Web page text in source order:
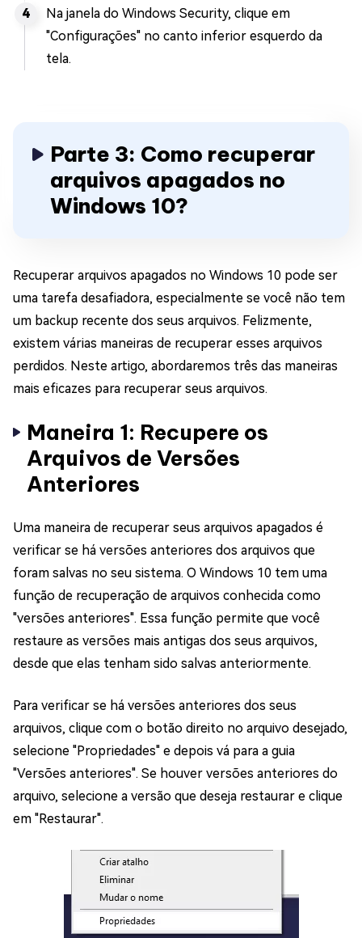
Na janela do Windows Security, clique em
"Configurações" no canto inferior esquerdo da
tela.
Parte 3: Como recuperar
arquivos apagados no
Windows 10?
Recuperar arquivos apagados no Windows 10 pode ser
uma tarefa desafiadora, especialmente se você não tem
um backup recente dos seus arquivos. Felizmente,
existem várias maneiras de recuperar esses arquivos
perdidos. Neste artigo, abordaremos três das maneiras
mais eficazes para recuperar seus arquivos.
Maneira 1: Recupere os
Arquivos de Versões
Anteriores
Uma maneira de recuperar seus arquivos apagados é
verificar se há versões anteriores dos arquivos que
foram salvas no seu sistema. O Windows 10 tem uma
função de recuperação de arquivos conhecida como
"versões anteriores". Essa função permite que você
restaure as versões mais antigas dos seus arquivos,
desde que elas tenham sido salvas anteriormente.
Para verificar se há versões anteriores dos seus
arquivos, clique com o botão direito no arquivo desejado,
selecione "Propriedades" e depois vá para a guia
"Versões anteriores". Se houver versões anteriores do
arquivo, selecione a versão que deseja restaurar e clique
em "Restaurar".